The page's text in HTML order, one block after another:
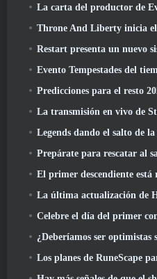
La carta del productor de EverQuest II ofrece
Throne And Liberty inicia el
Restart presenta un nuevo sistema de
Evento Tempestades del
Predicciones para el resto
La transmisión en vivo de Star Dive ofrece
Legends dando el salto de
Prepárate para rescatar al sabio de la jaula en las
El primer descendiente está
La última actualización de Heartopia es un cambio
Celebre el día del primer contacto en Star Trek
¿Deberíamos ser optimistas
Los planes de RuneScape para abril